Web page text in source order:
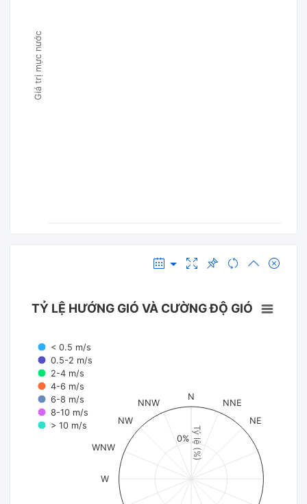
Giá trị mực nước
Tỷ lệ (%)
TỶ LỆ HƯỚNG GIÓ VÀ CƯỜNG ĐỘ GIÓ
< 0.5 m/s
0.5-2 m/s
2-4 m/s
4-6 m/s
6-8 m/s
8-10 m/s
> 10 m/s
N
NNE
NE
W
WNW
NW
NNW
0%